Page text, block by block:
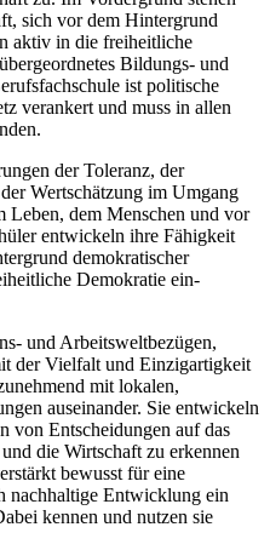
sich vor dem Hintergrund
aktiv in die freiheitliche
Bildungs- und
ist politische
verankert und muss in allen
der Toleranz, der
Wertschätzung im Umgang
dem Menschen und vor
entwickeln ihre Fähigkeit
demokratischer
Demokratie ein-
und Arbeitsweltbezügen,
der Vielfalt und Einzigartigkeit
mit lokalen,
auseinander. Sie entwickeln
von Entscheidungen auf das
die Wirtschaft zu erkennen
bewusst für eine
nachhaltige Entwicklung ein
kennen und nutzen sie